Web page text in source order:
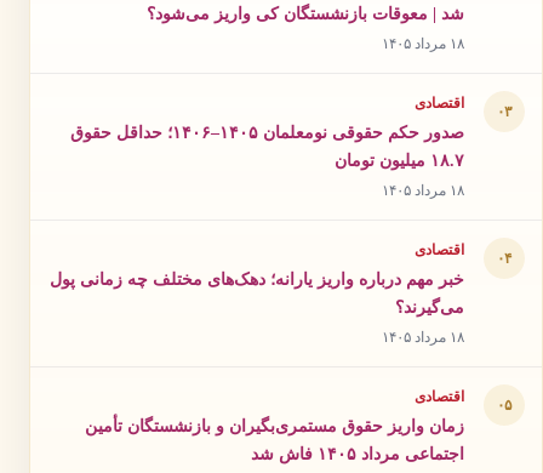
شد | معوقات بازنشستگان کی واریز می‌شود؟
۱۸ مرداد ۱۴۰۵
۰۳ اقتصادی
صدور حکم حقوقی نومعلمان ۱۴۰۵–۱۴۰۶؛ حداقل حقوق
۱۸.۷ میلیون تومان
۱۸ مرداد ۱۴۰۵
۰۴ اقتصادی
خبر مهم درباره واریز یارانه؛ دهک‌های مختلف چه زمانی پول
می‌گیرند؟
۱۸ مرداد ۱۴۰۵
۰۵ اقتصادی
زمان واریز حقوق مستمری‌بگیران و بازنشستگان تأمین
اجتماعی مرداد ۱۴۰۵ فاش شد